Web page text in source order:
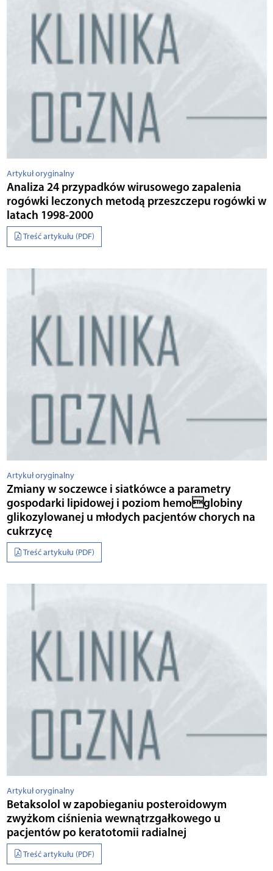
Artykuł oryginalny
Analiza 24 przypadków wirusowego zapalenia
rogówki leczonych metodą przeszczepu rogówki w
latach 1998-2000
Treść artykułu (PDF)
Artykuł oryginalny
Zmiany w soczewce i siatkówce a parametry
gospodarki lipidowej i poziom hemoglobiny
glikozylowanej u młodych pacjentów chorych na
cukrzycę
Treść artykułu (PDF)
Artykuł oryginalny
Betaksolol w zapobieganiu posteroidowym
zwyżkom ciśnienia wewnątrzgałkowego u
pacjentów po keratotomii radialnej
Treść artykułu (PDF)